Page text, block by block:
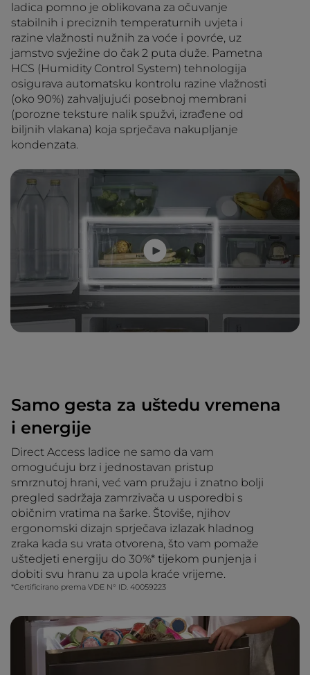
ladica pomno je oblikovana za očuvanje
stabilnih i preciznih temperaturnih uvjeta i
razine vlažnosti nužnih za voće i povrće, uz
jamstvo svježine do čak 2 puta duže. Pametna
HCS (Humidity Control System) tehnologija
osigurava automatsku kontrolu razine vlažnosti
(oko 90%) zahvaljujući posebnoj membrani
(porozne teksture nalik spužvi, izrađene od
biljnih vlakana) koja sprječava nakupljanje
kondenzata.
Samo gesta za uštedu vremena
i energije
Direct Access ladice ne samo da vam
omogućuju brz i jednostavan pristup
smrznutoj hrani, već vam pružaju i znatno bolji
pregled sadržaja zamrzivača u usporedbi s
običnim vratima na šarke. Štoviše, njihov
ergonomski dizajn sprječava izlazak hladnog
zraka kada su vrata otvorena, što vam pomaže
uštedjeti energiju do 30%* tijekom punjenja i
dobiti svu hranu za upola kraće vrijeme.
*Certificirano prema VDE N° ID. 40059223